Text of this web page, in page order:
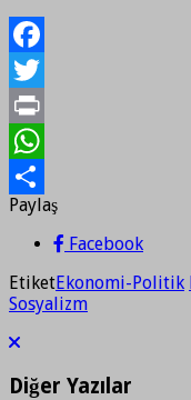
Facebook
Twitter
Print
WhatsApp
Paylaş
Paylaş
Facebook
EtiketEkonomi-Politik
Sosyalizm
Diğer Yazılar